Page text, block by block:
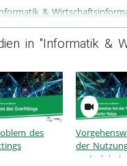
&
in "Informatik &
des
der
vortrainierter